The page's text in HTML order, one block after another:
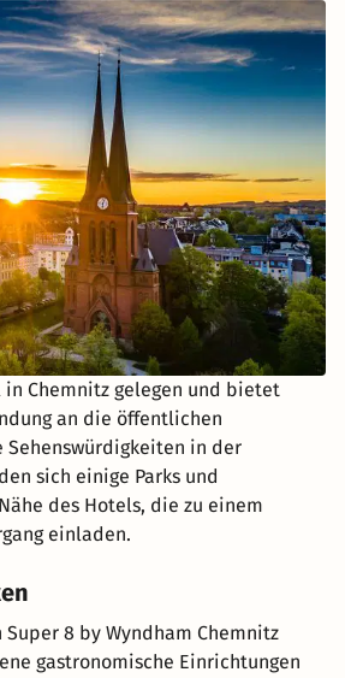
in Chemnitz gelegen und bietet
an die öffentlichen
in der
sich einige Parks und
des Hotels, die zu einem
einladen.
gastronomische Einrichtungen